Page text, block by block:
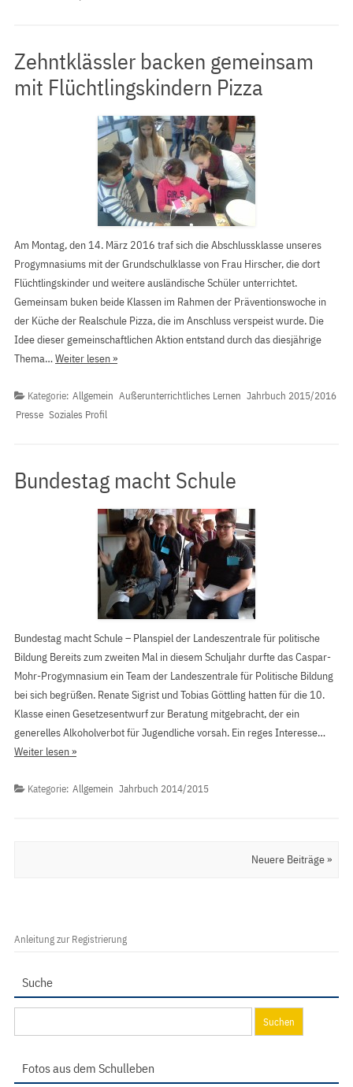
Zehntklässler backen gemeinsam
mit Flüchtlingskindern Pizza
Am Montag, den 14. März 2016 traf sich die Abschlussklasse unseres
Progymnasiums mit der Grundschulklasse von Frau Hirscher, die dort
Flüchtlingskinder und weitere ausländische Schüler unterrichtet.
Gemeinsam buken beide Klassen im Rahmen der Präventionswoche in
der Küche der Realschule Pizza, die im Anschluss verspeist wurde. Die
Idee dieser gemeinschaftlichen Aktion entstand durch das diesjährige
Thema…Weiter lesen »
Kategorie: Allgemein Außerunterrichtliches Lernen Jahrbuch 2015/2016
Presse Soziales Profil
Bundestag macht Schule
Bundestag macht Schule – Planspiel der Landeszentrale für politische
Bildung Bereits zum zweiten Mal in diesem Schuljahr durfte das Caspar-
Mohr-Progymnasium ein Team der Landeszentrale für Politische Bildung
bei sich begrüßen. Renate Sigrist und Tobias Göttling hatten für die 10.
Klasse einen Gesetzesentwurf zur Beratung mitgebracht, der ein
generelles Alkoholverbot für Jugendliche vorsah. Ein reges Interesse…
Weiter lesen »
Kategorie: Allgemein Jahrbuch 2014/2015
Neuere Beiträge »
Anleitung zur Registrierung
Suche
nach:
Fotos aus dem Schulleben